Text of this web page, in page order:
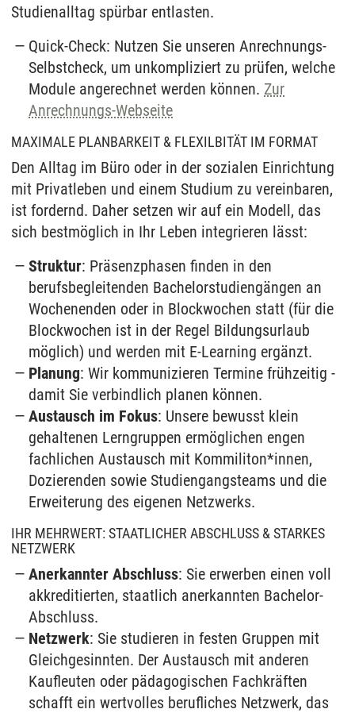
Studienalltag spürbar entlasten.
Quick-Check: Nutzen Sie unseren Anrechnungs-
Selbstcheck, um unkompliziert zu prüfen, welche
Module angerechnet werden können. Zur
Anrechnungs-Webseite
MAXIMALE PLANBARKEIT & FLEXILBITÄT IM FORMAT
Den Alltag im Büro oder in der sozialen Einrichtung
mit Privatleben und einem Studium zu vereinbaren,
ist fordernd. Daher setzen wir auf ein Modell, das
sich bestmöglich in Ihr Leben integrieren lässt:
Struktur: Präsenzphasen finden in den
berufsbegleitenden Bachelorstudiengängen an
Wochenenden oder in Blockwochen statt (für die
Blockwochen ist in der Regel Bildungsurlaub
möglich) und werden mit E-Learning ergänzt.
Planung: Wir kommunizieren Termine frühzeitig -
damit Sie verbindlich planen können.
Austausch im Fokus: Unsere bewusst klein
gehaltenen Lerngruppen ermöglichen engen
fachlichen Austausch mit Kommiliton*innen,
Dozierenden sowie Studiengangsteams und die
Erweiterung des eigenen Netzwerks.
IHR MEHRWERT: STAATLICHER ABSCHLUSS & STARKES
NETZWERK
Anerkannter Abschluss: Sie erwerben einen voll
akkreditierten, staatlich anerkannten Bachelor-
Abschluss.
Netzwerk: Sie studieren in festen Gruppen mit
Gleichgesinnten. Der Austausch mit anderen
Kaufleuten oder pädagogischen Fachkräften
schafft ein wertvolles berufliches Netzwerk, das